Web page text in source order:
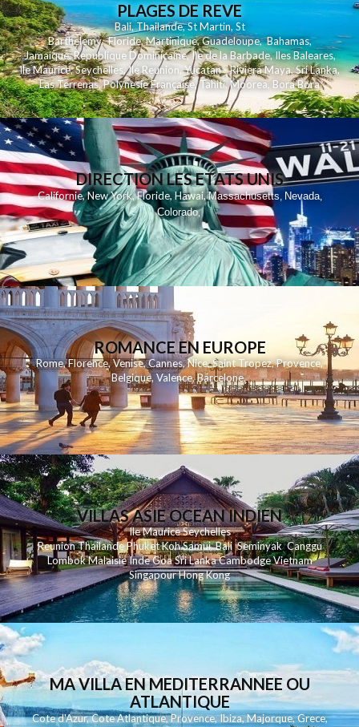
PLAGES DE REVE
Bali,Thailande,St Martin,St
Barthelemy,Floride,Martinique,Guadeloupe,Bahamas,
Jamaique,Republique Dominicaine,Ile de la Barbade,Iles Baleares,
Ile Maurice,Seychelles,Ile Reunion,Yucatan - Riviera Maya,Sri Lanka,
Las Terrenas,Polynesie Française,Tahiti,Moorea, Bora Bora
DIRECTION LES ETATS UNIS
Californie,New York,Floride,Hawai,Massachusetts, Nevada,
Colorado,
ROMANCE EN EUROPE
Rome,Florence,Venise,Cannes,Nice,Saint Tropez,Provence,
Belgique,Valence,Barcelone,
VILLAS ASIE OCEAN INDIEN
Ile MauriceSeychelles
ReunionThailandePhuketKohSamui Bali SeminyakCanggu
LombokMalaisieIndeGoaSri LankaCambodgeVietnam
SingapourHong Kong
MA VILLA EN MEDITERRANNEE OU
ATLANTIQUE
Cote d'Azur,Cote Atlantique,Provence,Ibiza,Majorque,Grece,